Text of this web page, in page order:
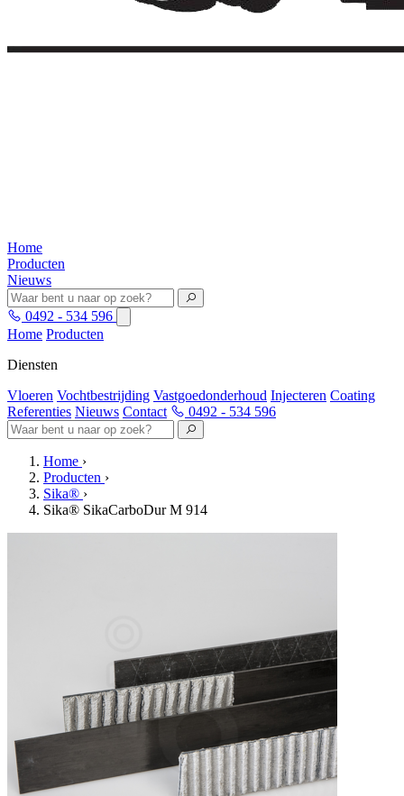
Home
Producten
Nieuws
0492 - 534 596
Home Producten
Diensten
Vloeren Vochtbestrijding Vastgoedonderhoud Injecteren Coating
Referenties Nieuws Contact 0492 - 534 596
Home ›
Producten ›
Sika® ›
Sika® SikaCarboDur M 914